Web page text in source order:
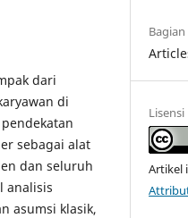
dari
di
sebagai alat
dan seluruh
analisis
asumsi klasik,
Bagian
Lisensi
Artikel